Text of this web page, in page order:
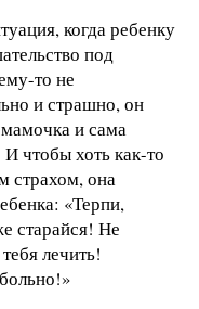
когда ребенку
под
то не
и страшно, он
и сама
чтобы хоть как-то
страхом, она
«Терпи,
старайся! Не
лечить!